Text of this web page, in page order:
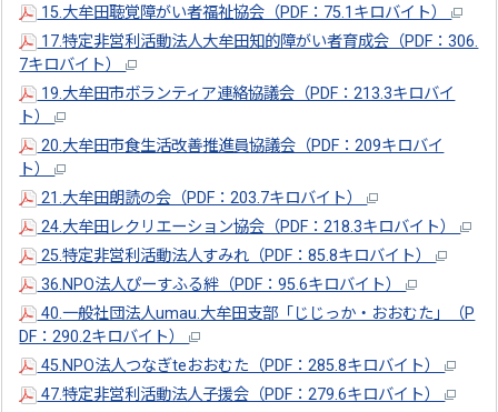
15.大牟田聴覚障がい者福祉協会（PDF：75.1キロバイト）
17.特定非営利活動法人大牟田知的障がい者育成会（PDF：306.
7キロバイト）
19.大牟田市ボランティア連絡協議会（PDF：213.3キロバイ
ト）
20.大牟田市食生活改善推進員協議会（PDF：209キロバイ
ト）
21.大牟田朗読の会（PDF：203.7キロバイト）
24.大牟田レクリエーション協会（PDF：218.3キロバイト）
25.特定非営利活動法人すみれ（PDF：85.8キロバイト）
36.NPO法人ぴーすふる絆（PDF：95.6キロバイト）
40.一般社団法人umau.大牟田支部「じじっか・おおむた」（P
DF：290.2キロバイト）
45.NPO法人つなぎteおおむた（PDF：285.8キロバイト）
47.特定非営利活動法人子援会（PDF：279.6キロバイト）